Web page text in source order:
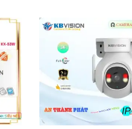
động